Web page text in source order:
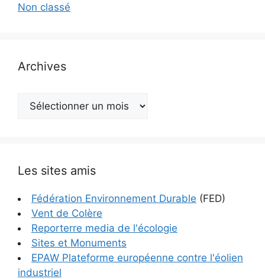
Non classé
Archives
Archives
Les sites amis
Fédération Environnement Durable (FED)
Vent de Colère
Reporterre media de l'écologie
Sites et Monuments
EPAW Plateforme européenne contre l'éolien
industriel